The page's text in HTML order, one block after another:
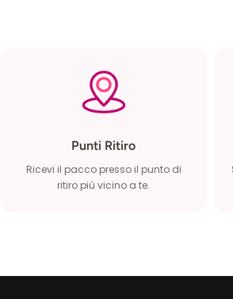
Punti Ritiro
Ricevi il pacco presso il punto di
ritiro più vicino a te.